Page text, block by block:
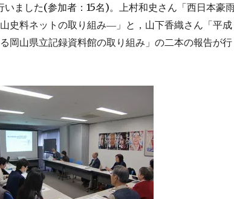
いました(参加者： 15名)。
上村和史さん「西日本豪
史料ネットの取り組み―」と，山下香織さん「平成
岡山県立記録資料館の取り組み」の二本の報告が行